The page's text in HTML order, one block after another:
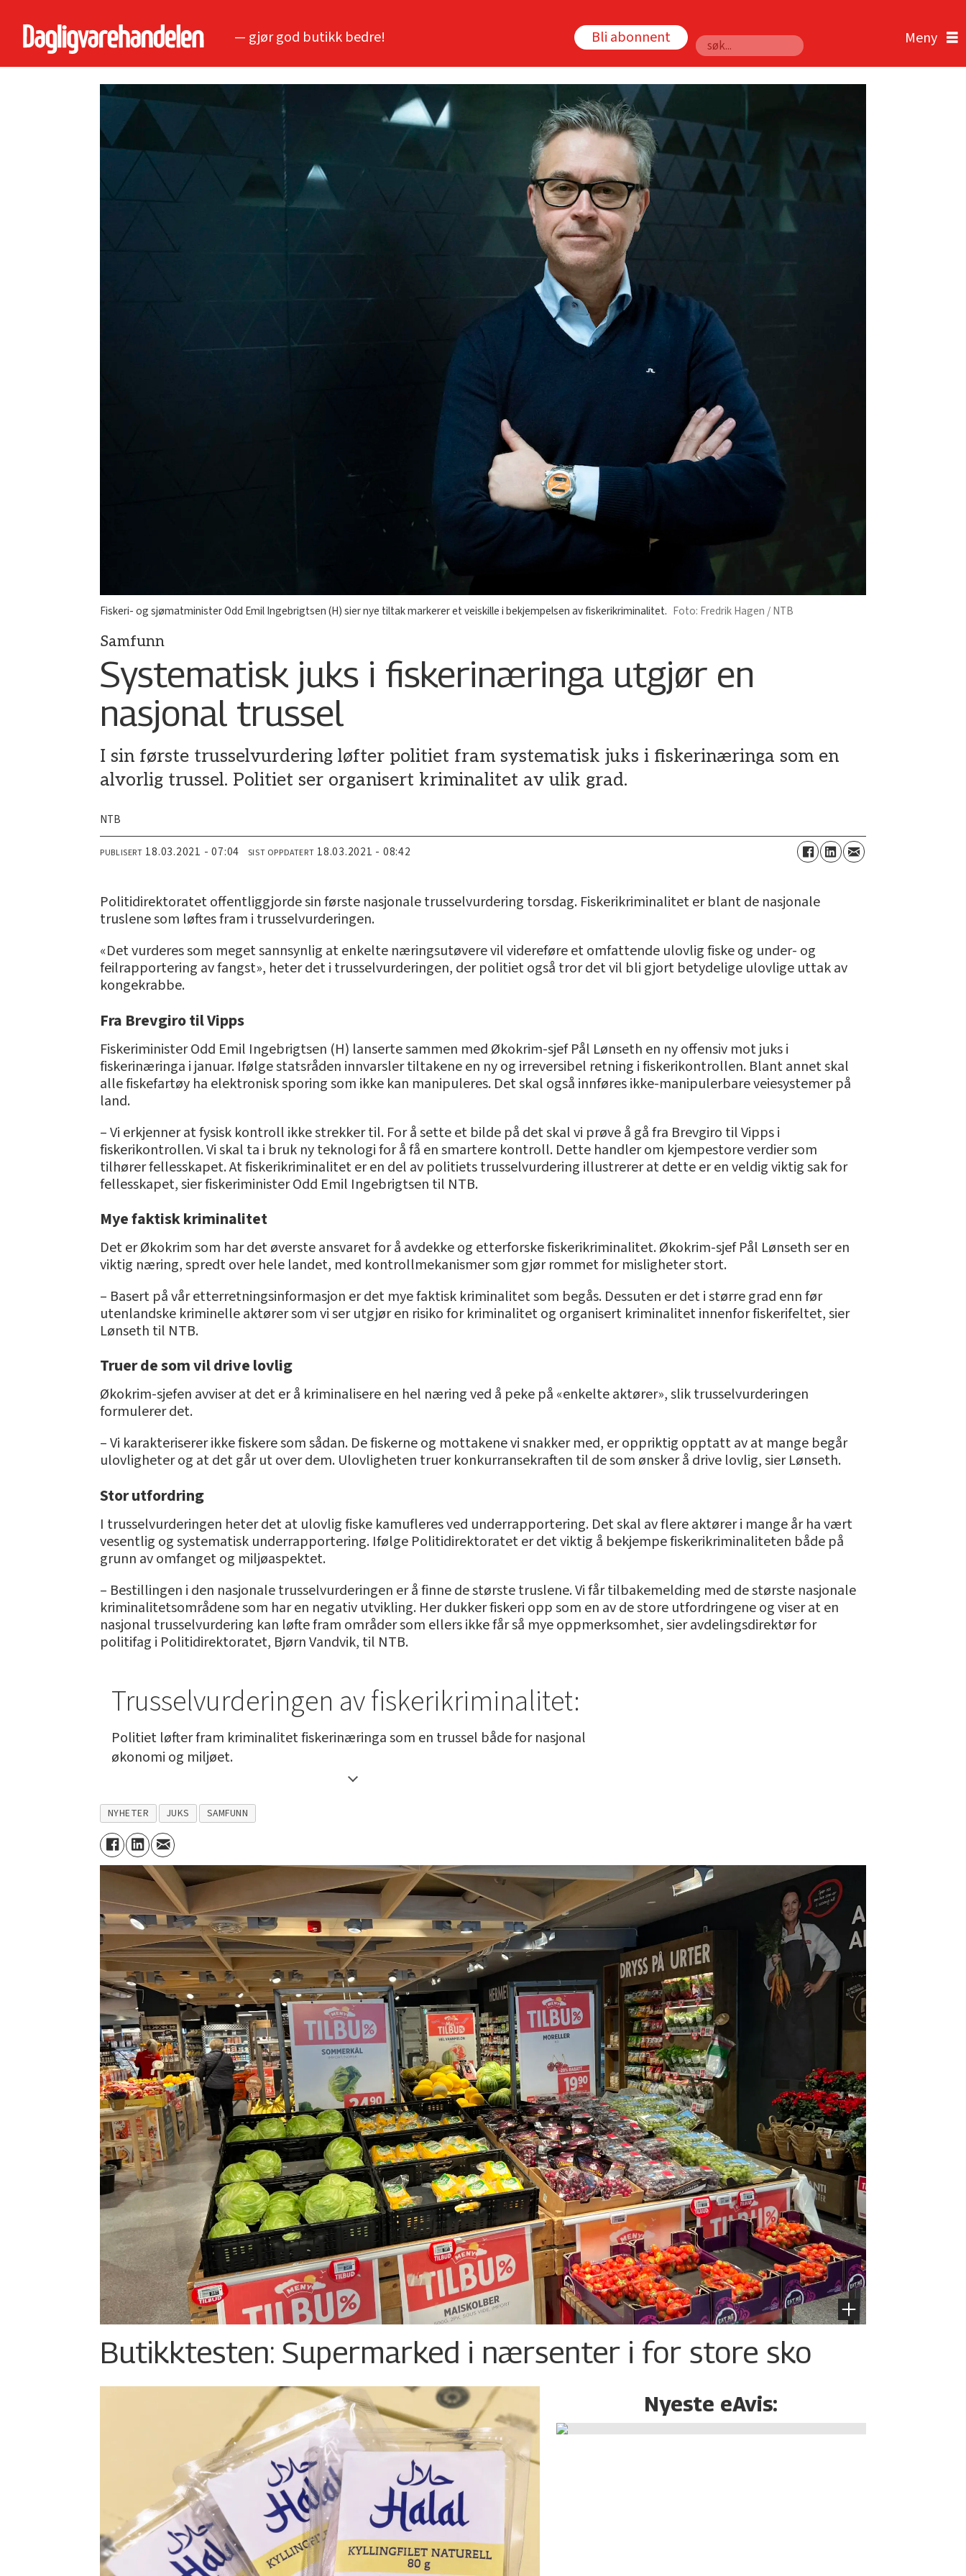
— gjør god butikk bedre! Bli abonnent
Søk
Fiskeri- og sjømatminister Odd Emil Ingebrigtsen (H) sier nye tiltak markerer et veiskille i bekjempelsen av fiskerikriminalitet. Fredrik Hagen / NTB
Samfunn
Systematisk juks i fiskerinæringa utgjør en
nasjonal trussel
I sin første trusselvurdering løfter politiet fram systematisk juks i fiskerinæringa som en
alvorlig trussel. Politiet ser organisert kriminalitet av ulik grad.
NTB
PUBLISERT 18.03.2021 - 07:04 SIST OPPDATERT 18.03.2021 - 08:42
Politidirektoratet offentliggjorde sin første nasjonale trusselvurdering torsdag. Fiskerikriminalitet er blant de nasjonale
truslene som løftes fram i trusselvurderingen.
«Det vurderes som meget sannsynlig at enkelte næringsutøvere vil videreføre et omfattende ulovlig fiske og under- og
feilrapportering av fangst», heter det i trusselvurderingen, der politiet også tror det vil bli gjort betydelige ulovlige uttak av
kongekrabbe.
Fra Brevgiro til Vipps
Fiskeriminister Odd Emil Ingebrigtsen (H) lanserte sammen med Økokrim-sjef Pål Lønseth en ny offensiv mot juks i
fiskerinæringa i januar. Ifølge statsråden innvarsler tiltakene en ny og irreversibel retning i fiskerikontrollen. Blant annet skal
alle fiskefartøy ha elektronisk sporing som ikke kan manipuleres. Det skal også innføres ikke-manipulerbare veiesystemer på
land.
– Vi erkjenner at fysisk kontroll ikke strekker til. For å sette et bilde på det skal vi prøve å gå fra Brevgiro til Vipps i
fiskerikontrollen. Vi skal ta i bruk ny teknologi for å få en smartere kontroll. Dette handler om kjempestore verdier som
tilhører fellesskapet. At fiskerikriminalitet er en del av politiets trusselvurdering illustrerer at dette er en veldig viktig sak for
fellesskapet, sier fiskeriminister Odd Emil Ingebrigtsen til NTB.
Mye faktisk kriminalitet
Det er Økokrim som har det øverste ansvaret for å avdekke og etterforske fiskerikriminalitet. Økokrim-sjef Pål Lønseth ser en
viktig næring, spredt over hele landet, med kontrollmekanismer som gjør rommet for misligheter stort.
– Basert på vår etterretningsinformasjon er det mye faktisk kriminalitet som begås. Dessuten er det i større grad enn før
utenlandske kriminelle aktører som vi ser utgjør en risiko for kriminalitet og organisert kriminalitet innenfor fiskerifeltet, sier
Lønseth til NTB.
Truer de som vil drive lovlig
Økokrim-sjefen avviser at det er å kriminalisere en hel næring ved å peke på «enkelte aktører», slik trusselvurderingen
formulerer det.
– Vi karakteriserer ikke fiskere som sådan. De fiskerne og mottakene vi snakker med, er oppriktig opptatt av at mange begår
ulovligheter og at det går ut over dem. Ulovligheten truer konkurransekraften til de som ønsker å drive lovlig, sier Lønseth.
Stor utfordring
I trusselvurderingen heter det at ulovlig fiske kamufleres ved underrapportering. Det skal av flere aktører i mange år ha vært
vesentlig og systematisk underrapportering. Ifølge Politidirektoratet er det viktig å bekjempe fiskerikriminaliteten både på
grunn av omfanget og miljøaspektet.
– Bestillingen i den nasjonale trusselvurderingen er å finne de største truslene. Vi får tilbakemelding med de største nasjonale
kriminalitetsområdene som har en negativ utvikling. Her dukker fiskeri opp som en av de store utfordringene og viser at en
nasjonal trusselvurdering kan løfte fram områder som ellers ikke får så mye oppmerksomhet, sier avdelingsdirektør for
politifag i Politidirektoratet, Bjørn Vandvik, til NTB.
Trusselvurderingen av fiskerikriminalitet:
Politiet løfter fram kriminalitet fiskerinæringa som en trussel både for nasjonal
økonomi og miljøet.
* For første gang offentliggjør Politidirektoratet en egen trusselvurdering for
nasjonal kriminalitet som viser en negativ utvikling.
Om fiskerikriminalitet heter det at politiet venter et fortsatt systematisk
ulovlig overfiske og underrapportering av fangst.
Politiet venter også at et betydelig ulovlig uttak vil fortsette.
Økokrim og Fiskeridepartementet lanserte i januar en tipstjeneste for
fiskerikriminalitet. Ifølge Økokrim har det kommet flere tips, og noen som
har ført til etterforskning.
I trusselvurderingen beskrives fiskerikriminalitet som en «kompleks»
kriminalitetsform som omfatter både arbeidslivskriminalitet, økonomisk
kriminalitet og miljøkriminalitet.
NYHETER JUKS SAMFUNN
Butikktesten: Supermarked i nærsenter i for store sko
Nyeste eAvis: